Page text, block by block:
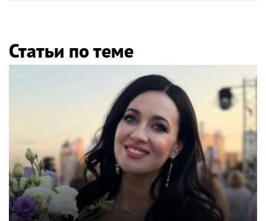
Статьи по теме